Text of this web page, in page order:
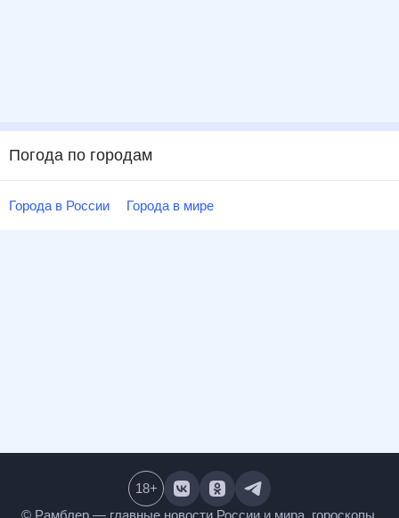
Погода по городам
Города в России Города в мире
18+